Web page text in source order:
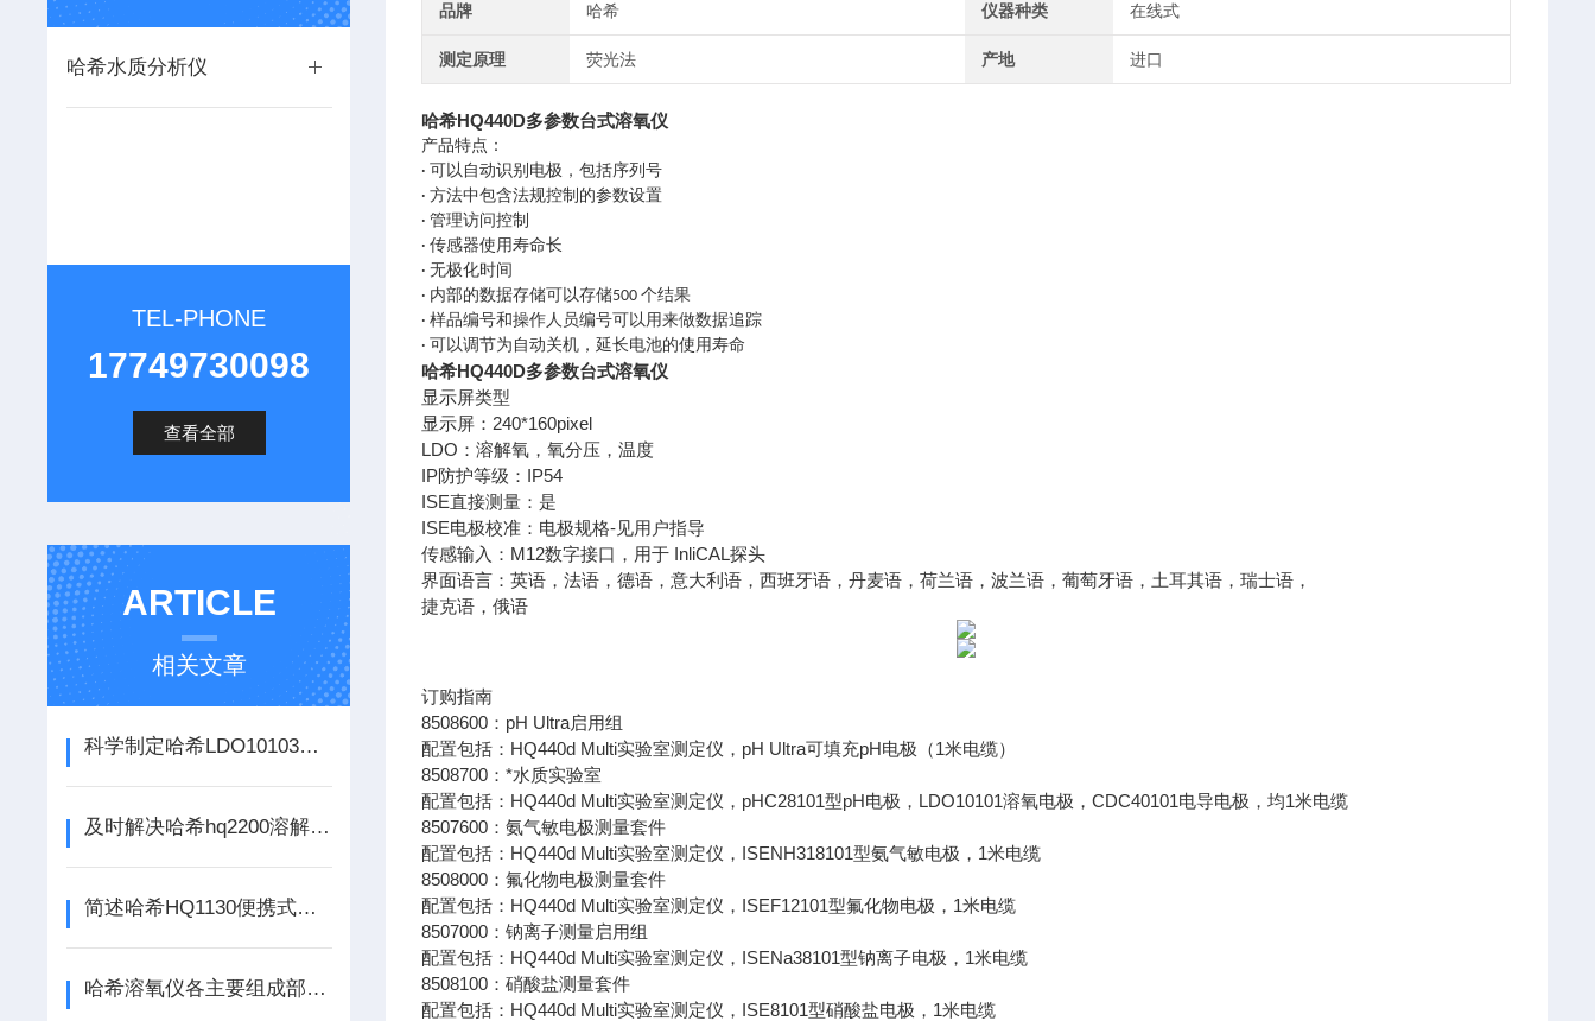
哈希水质分析仪
TEL-PHONE
17749730098
查看全部
ARTICLE
相关文章
科学制定哈希LDO10103溶氧电极维护策略的重要性分享
及时解决哈希hq2200溶解氧多参数分析仪故障是保障测量准确的关键
简述哈希HQ1130便携式溶氧仪的规范操作流程
哈希溶氧仪各主要组成部件的功能特点介绍
品牌 哈希 仪器种类 在线式
测定原理 荧光法 产地 进口
哈希HQ440D多参数台式溶氧仪
产品特点：
· 可以自动识别电极，包括序列号
· 方法中包含法规控制的参数设置
· 管理访问控制
· 传感器使用寿命长
· 无极化时间
· 内部的数据存储可以存储500 个结果
· 样品编号和操作人员编号可以用来做数据追踪
· 可以调节为自动关机，延长电池的使用寿命
哈希HQ440D多参数台式溶氧仪
显示屏类型
显示屏：240*160pixel
LDO：溶解氧，氧分压，温度
IP防护等级：IP54
ISE直接测量：是
ISE电极校准：电极规格-见用户指导
传感输入：M12数字接口，用于 InliCAL探头
界面语言：英语，法语，德语，意大利语，西班牙语，丹麦语，荷兰语，波兰语，葡萄牙语，土耳其语，瑞士语，
捷克语，俄语
订购指南
8508600：pH Ultra启用组
配置包括：HQ440d Multi实验室测定仪，pH Ultra可填充pH电极（1米电缆）
8508700：*水质实验室
配置包括：HQ440d Multi实验室测定仪，pHC28101型pH电极，LDO10101溶氧电极，CDC40101电导电极，均1米电缆
8507600：氨气敏电极测量套件
配置包括：HQ440d Multi实验室测定仪，ISENH318101型氨气敏电极，1米电缆
8508000：氟化物电极测量套件
配置包括：HQ440d Multi实验室测定仪，ISEF12101型氟化物电极，1米电缆
8507000：钠离子测量启用组
配置包括：HQ440d Multi实验室测定仪，ISENa38101型钠离子电极，1米电缆
8508100：硝酸盐测量套件
配置包括：HQ440d Multi实验室测定仪，ISE8101型硝酸盐电极，1米电缆